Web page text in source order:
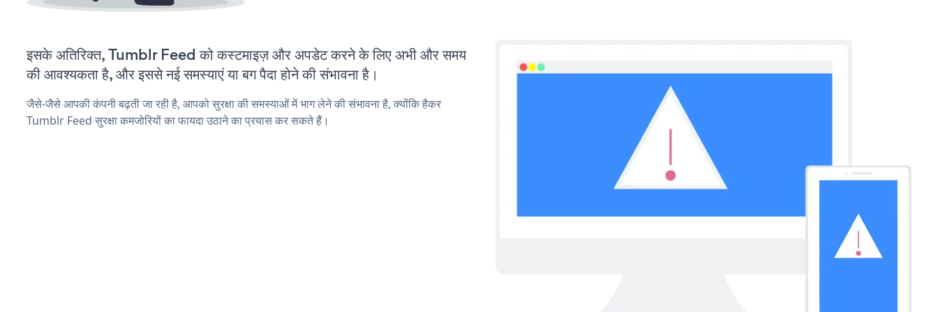
इसके अतिरिक्त, Tumblr Feed को कस्टमाइज़ और अपडेट करने के लिए अभी और समय
की आवश्यकता है, और इससे नई समस्याएं या बग पैदा होने की संभावना है।
जैसे-जैसे आपकी कंपनी बढ़ती जा रही है, आपको सुरक्षा की समस्याओं में भाग लेने की संभावना है, क्योंकि हैकर
Tumblr Feed सुरक्षा कमजोरियों का फायदा उठाने का प्रयास कर सकते हैं।